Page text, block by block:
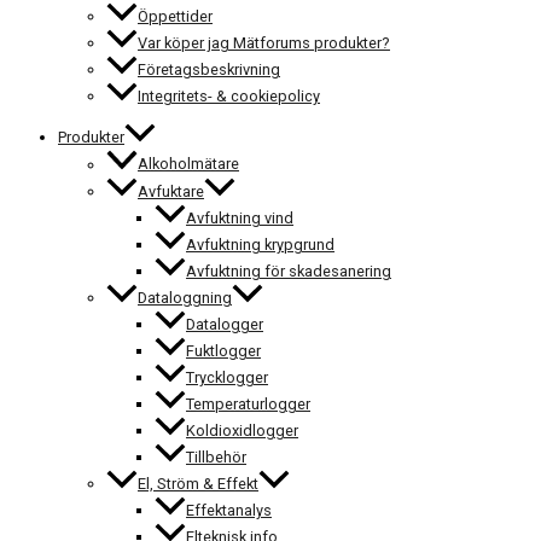
Öppettider
Var köper jag Mätforums produkter?
Företagsbeskrivning
Integritets- & cookiepolicy
Produkter
Alkoholmätare
Avfuktare
Avfuktning vind
Avfuktning krypgrund
Avfuktning för skadesanering
Dataloggning
Datalogger
Fuktlogger
Trycklogger
Temperaturlogger
Koldioxidlogger
Tillbehör
El, Ström & Effekt
Effektanalys
Elteknisk info